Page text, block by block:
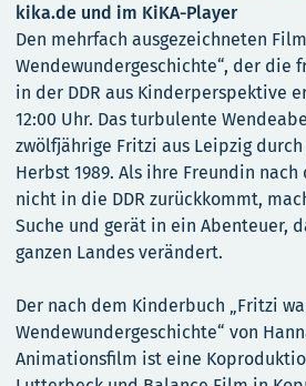
kika.de und im KiKA-Player
Den mehrfach ausgezeichneten
Wendewundergeschichte“, der die
in der DDR aus Kinderperspektive
12:00 Uhr. Das turbulente
zwölfjährige Fritzi aus Leipzig
Herbst 1989. Als ihre Freundin
nicht in die DDR zurückkommt,
Suche und gerät in ein Abenteuer,
ganzen Landes verändert.
Der nach dem Kinderbuch „Fritzi
Wendewundergeschichte“ von
Animationsfilm ist eine